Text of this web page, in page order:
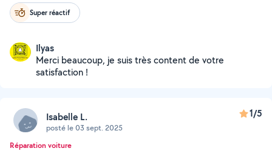
Super réactif
Ilyas
Merci beaucoup, je suis très content de votre
satisfaction !
Isabelle L.
posté le 03 sept. 2025
1/5
Réparation voiture